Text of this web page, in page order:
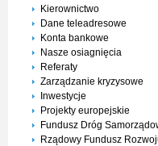
Kierownictwo
Dane teleadresowe
Konta bankowe
Nasze osiagnięcia
Referaty
Zarządzanie kryzysowe
Inwestycje
Projekty europejskie
Fundusz Dróg
Rządowy Fundusz